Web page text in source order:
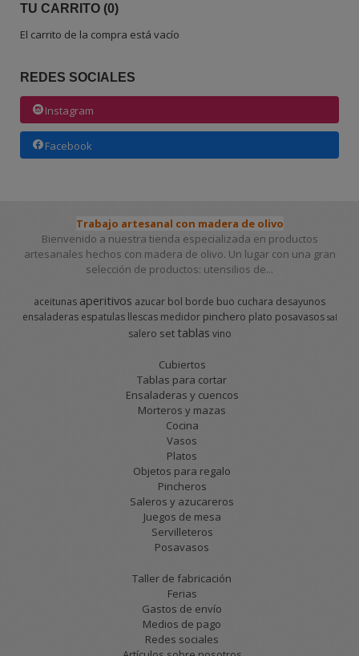
TU CARRITO (0)
El carrito de la compra está vacío
REDES SOCIALES
Instagram
Facebook
Trabajo artesanal con madera de olivo
Bienvenido a nuestra tienda especializada en productos
artesanales hechos con madera de olivo. Un lugar con una gran
selección de productos: utensilios de...
aceitunas aperitivos azucar bol borde buo cuchara desayunos
ensaladeras espatulas llescas medidor pinchero plato posavasos sal
salero set tablas vino
Cubiertos
Tablas para cortar
Ensaladeras y cuencos
Morteros y mazas
Cocina
Vasos
Platos
Objetos para regalo
Pincheros
Saleros y azucareros
Juegos de mesa
Servilleteros
Posavasos
Taller de fabricación
Ferias
Gastos de envío
Medios de pago
Redes sociales